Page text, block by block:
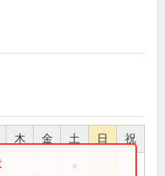
木 金 土 日 祝